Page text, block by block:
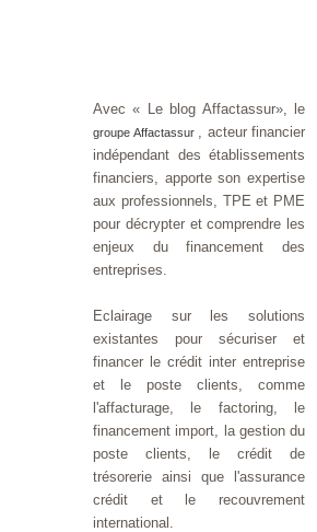
Avec « Le blog Affactassur», le
groupe Affactassur , acteur financier
indépendant des établissements
financiers, apporte son expertise
aux professionnels, TPE et PME
pour décrypter et comprendre les
enjeux du financement des
entreprises.
Eclairage sur les solutions
existantes pour sécuriser et
financer le crédit inter entreprise
et le poste clients, comme
l'affacturage, le factoring, le
financement import, la gestion du
poste clients, le crédit de
trésorerie ainsi que l'assurance
crédit et le recouvrement
international.